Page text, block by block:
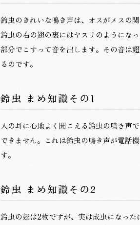
鈴虫のきれいな鳴き声は、オスがメスの
鈴虫の右の翅の裏にはヤスリのようにな
部分でこすって音を出します。その音は
るのです。
鈴虫 まめ知識その1
人の耳に心地よく聞こえる鈴虫の鳴き声
できません。これは鈴虫の鳴き声が電話
す。
鈴虫 まめ知識その2
鈴虫の翅は2枚ですが、実は成虫になっ